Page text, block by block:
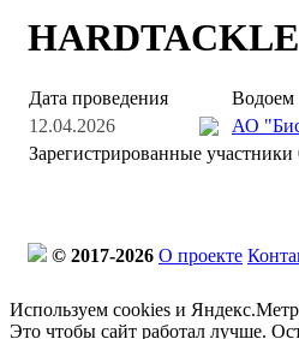
HARDTACKLE
Дата проведения
Водоем
12.04.2026
АО
Зарегистрированные участники
© 2017-2026 О проекте
Используем cookies и
Это чтобы сайт работал лучше.